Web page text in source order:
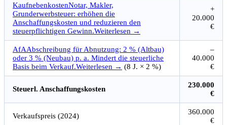
KaufnebenkostenNotar, Makler,
Grunderwerbsteuer: erhöhen die
Anschaffungskosten und reduzieren den
steuerpflichtigen Gewinn.Weiterlesen →
+
20.000
€
AfAAbschreibung für Abnutzung: 2 % (Altbau)
oder 3 % (Neubau) p. a. Mindert die steuerliche
Basis beim Verkauf.Weiterlesen → (8 J. × 2 %)
–
40.000
€
Steuerl. Anschaffungskosten
230.000
€
Verkaufspreis (2024)
360.000
€